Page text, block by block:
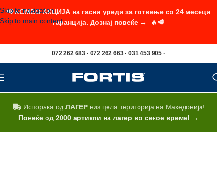
Skip to navigation
Skip to main content
072 262 683 · 072 262 663 · 031 453 905 ·
Испорака од ЛАГЕРниз цела територија на Македонија!
Повеќе од 2000 артикли на лагер во секое време! →
📢 КОМБО АКЦИЈА на гасни уреди за готвење со 24 месеци
гаранција. Дознај повеќе → 🔥🥩